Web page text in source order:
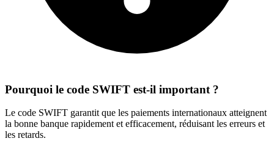
Pourquoi le code SWIFT est-il important ?
Le code SWIFT garantit que les paiements internationaux atteignent
la bonne banque rapidement et efficacement, réduisant les erreurs et
les retards.